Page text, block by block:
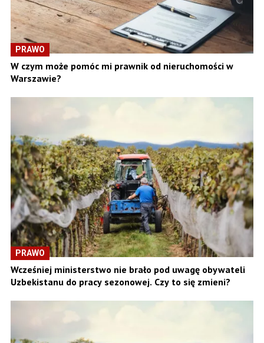
PRAWO
W czym może pomóc mi prawnik od nieruchomości w
Warszawie?
PRAWO
Wcześniej ministerstwo nie brało pod uwagę obywateli
Uzbekistanu do pracy sezonowej. Czy to się zmieni?